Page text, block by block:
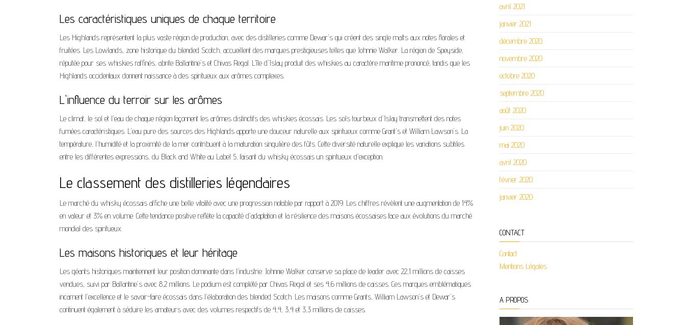
Les caractéristiques uniques de chaque territoire
Les Highlands représentent la plus vaste région de production, avec des distilleries comme Dewar's qui créent des single malts aux notes florales et
fruitées. Les Lowlands, zone historique du blended Scotch, accueillent des marques prestigieuses telles que Johnnie Walker. La région de Speyside,
réputée pour ses whiskies raffinés, abrite Ballantine's et Chivas Regal. L'île d'Islay produit des whiskies au caractère maritime prononcé, tandis que les
Highlands occidentaux donnent naissance à des spiritueux aux arômes complexes.
L'influence du terroir sur les arômes
Le climat, le sol et l'eau de chaque région façonnent les arômes distinctifs des whiskies écossais. Les sols tourbeux d'Islay transmettent des notes
fumées caractéristiques. L'eau pure des sources des Highlands apporte une douceur naturelle aux spiritueux comme Grant's et William Lawson's. La
température, l'humidité et la proximité de la mer contribuent à la maturation singulière des fûts. Cette diversité naturelle explique les variations subtiles
entre les différentes expressions, du Black and White au Label 5, faisant du whisky écossais un spiritueux d'exception.
Le classement des distilleries légendaires
Le marché du whisky écossais affiche une belle vitalité avec une progression notable par rapport à 2019. Les chiffres révèlent une augmentation de 14%
en valeur et 3% en volume. Cette tendance positive reflète la capacité d'adaptation et la résilience des maisons écossaises face aux évolutions du marché
mondial des spiritueux.
Les maisons historiques et leur héritage
Les géants historiques maintiennent leur position dominante dans l'industrie. Johnnie Walker conserve sa place de leader avec 22,1 millions de caisses
vendues, suivi par Ballantine's avec 8,2 millions. Le podium est complété par Chivas Regal et ses 4,6 millions de caisses. Ces marques emblématiques
incarnent l'excellence et le savoir-faire écossais dans l'élaboration des blended Scotch. Les maisons comme Grants, William Lawson's et Dewar's
continuent également à séduire les amateurs avec des volumes respectifs de 4,4, 3,4 et 3,3 millions de caisses.
avril 2021
janvier 2021
décembre 2020
novembre 2020
octobre 2020
septembre 2020
août 2020
juin 2020
mai 2020
avril 2020
février 2020
janvier 2020
CONTACT
Contact
Mentions Légales
A PROPOS